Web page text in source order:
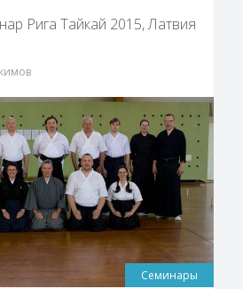
Рига Тайкай 2015, Латвия
Семинары